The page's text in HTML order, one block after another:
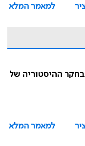
למאמר המלא
ההיסטוריה של
למאמר המלא